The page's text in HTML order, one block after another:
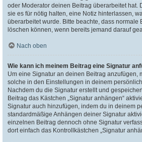
oder Moderator deinen Beitrag überarbeitet hat.
sie es für nötig halten, eine Notiz hinterlassen,
überarbeitet wurde. Bitte beachte, dass normale
löschen können, wenn bereits jemand darauf
Nach oben
Wie kann ich meinem Beitrag eine Signatur
Um eine Signatur an deinen Beitrag anzufügen,
solche in den Einstellungen in deinem
Nachdem du die Signatur erstellt und
Beitrag das Kästchen „Signatur anhängen“
Signatur auch hinzufügen, indem du in deinem
standardmäßige Anhängen deiner Signatur
einzelnen Beitrag dennoch ohne Signatur
dort einfach das Kontrollkästchen „Signatur